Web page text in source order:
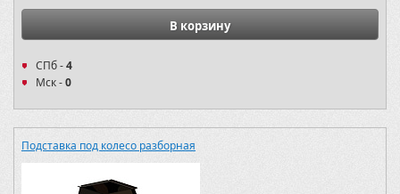
В корзину
СПб -4
Мск -0
Подставка под колесо разборная